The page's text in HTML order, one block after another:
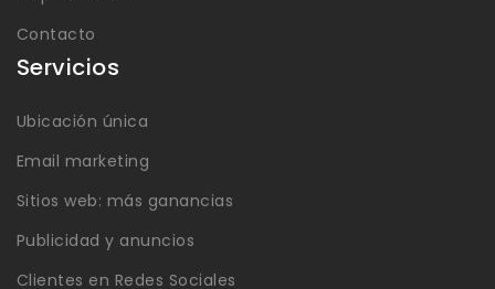
Contacto
Servicios
Ubicación única
Email marketing
Sitios web: más ganancias
Publicidad y anuncios
Clientes en Redes Sociales